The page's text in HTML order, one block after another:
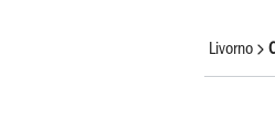
Livorno